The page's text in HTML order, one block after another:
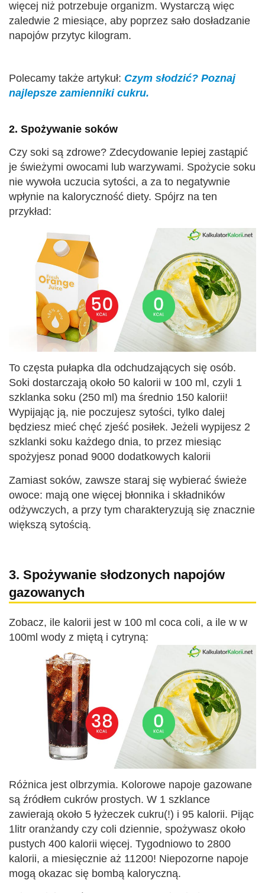
więcej niż potrzebuje organizm. Wystarczą więc
zaledwie 2 miesiące, aby poprzez sało dosładzanie
napojów przytyc kilogram.
Polecamy także artykuł: Czym słodzić? Poznaj
najlepsze zamienniki cukru.
2. Spożywanie soków
Czy soki są zdrowe? Zdecydowanie lepiej zastąpić
je świeżymi owocami lub warzywami. Spożycie soku
nie wywoła uczucia sytości, a za to negatywnie
wpłynie na kaloryczność diety. Spójrz na ten
przykład:
To częsta pułapka dla odchudzających się osób.
Soki dostarczają około 50 kalorii w 100 ml, czyli 1
szklanka soku (250 ml) ma średnio 150 kalorii!
Wypijając ją, nie poczujesz sytości, tylko dalej
będziesz mieć chęć zjeść posiłek. Jeżeli wypijesz 2
szklanki soku każdego dnia, to przez miesiąc
spożyjesz ponad 9000 dodatkowych kalorii
Zamiast soków, zawsze staraj się wybierać świeże
owoce: mają one więcej błonnika i składników
odżywczych, a przy tym charakteryzują się znacznie
większą sytością.
3. Spożywanie słodzonych napojów
gazowanych
Zobacz, ile kalorii jest w 100 ml coca coli, a ile w w
100ml wody z miętą i cytryną:
Różnica jest olbrzymia. Kolorowe napoje gazowane
są źródłem cukrów prostych. W 1 szklance
zawierają około 5 łyżeczek cukru(!) i 95 kalorii. Pijąc
1litr oranżandy czy coli dziennie, spożywasz około
pustych 400 kalorii więcej. Tygodniowo to 2800
kalorii, a miesięcznie aż 11200! Niepozorne napoje
mogą okazac się bombą kaloryczną.